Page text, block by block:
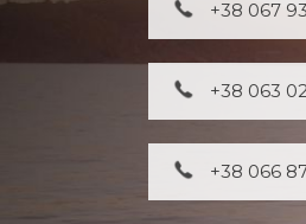
+38 067
+38 063
+38 066